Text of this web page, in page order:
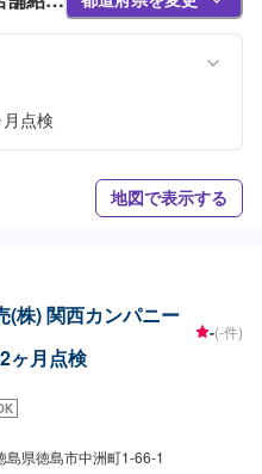
点検
地図で表示する
(株) 関西カンパニー
ヶ月点検
-(-件)
島県徳島市中洲町1-66-1